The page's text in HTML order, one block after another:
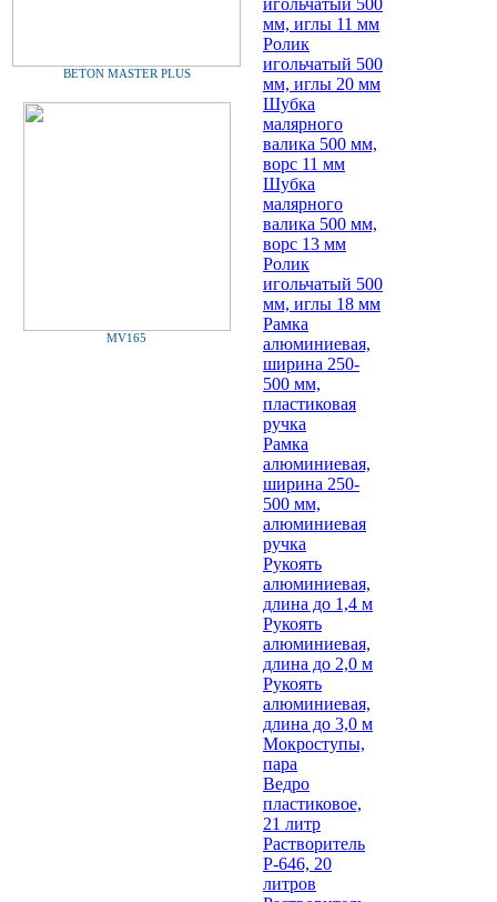
BETON MASTER PLUS
MV165
игольчатый 500
мм, иглы 11 мм
Ролик
игольчатый 500
мм, иглы 20 мм
Шубка
малярного
валика 500 мм,
ворс 11 мм
Шубка
малярного
валика 500 мм,
ворс 13 мм
Ролик
игольчатый 500
мм, иглы 18 мм
Рамка
алюминиевая,
ширина 250-
500 мм,
пластиковая
ручка
Рамка
алюминиевая,
ширина 250-
500 мм,
алюминиевая
ручка
Рукоять
алюминиевая,
длина до 1,4 м
Рукоять
алюминиевая,
длина до 2,0 м
Рукоять
алюминиевая,
длина до 3,0 м
Мокроступы,
пара
Ведро
пластиковое,
21 литр
Растворитель
Р-646, 20
литров